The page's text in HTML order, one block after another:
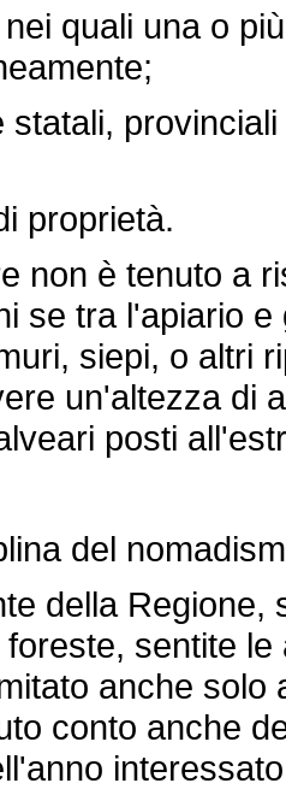
quali una o
provinciali
proprietà.
è tenuto a
se tra l'apiario
siepi, o altri
un'altezza di
posti
del
della Regione,
sentite
anche
conto anche